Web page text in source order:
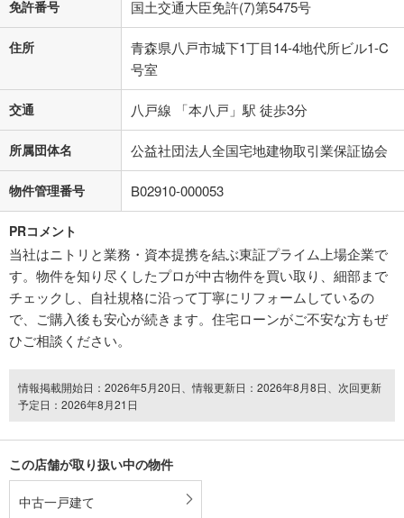
免許番号 国土交通大臣免許(7)第5475号
住所
青森県八戸市城下1丁目14-4地代所ビル1-C
号室
交通 八戸線 「本八戸」駅 徒歩3分
所属団体名 公益社団法人全国宅地建物取引業保証協会
物件管理番号 B02910-000053
PRコメント
当社はニトリと業務・資本提携を結ぶ東証プライム上場企業で
す。物件を知り尽くしたプロが中古物件を買い取り、細部まで
チェックし、自社規格に沿って丁寧にリフォームしているの
で、ご購入後も安心が続きます。住宅ローンがご不安な方もぜ
ひご相談ください。
情報掲載開始日：2026年5月20日、情報更新日：2026年8月8日、次回更新
予定日：2026年8月21日
この店舗が取り扱い中の物件
中古一戸建て